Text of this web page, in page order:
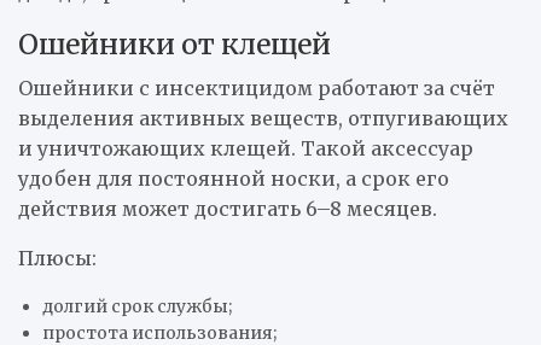
Ошейники от клещей
Ошейники с инсектицидом работают за счёт
выделения активных веществ, отпугивающих
и уничтожающих клещей. Такой аксессуар
удобен для постоянной носки, а срок его
действия может достигать 6–8 месяцев.
Плюсы:
долгий срок службы;
простота использования;